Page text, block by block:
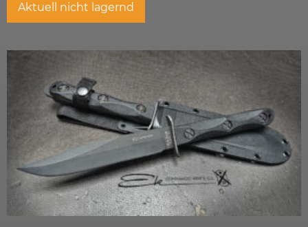
Aktuell nicht lagernd